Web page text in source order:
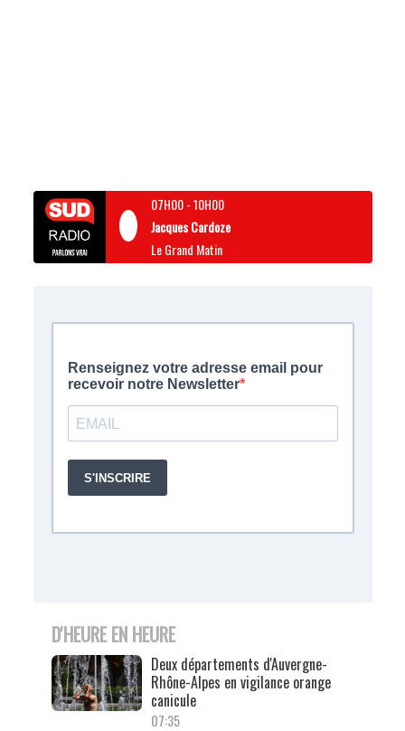
07H00-10H00
Jacques Cardoze
Le Grand Matin
D'HEURE EN HEURE
Deux départements d'Auvergne-
Rhône-Alpes en vigilance orange
canicule
07:35